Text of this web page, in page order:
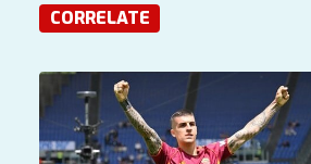
CORRELATE